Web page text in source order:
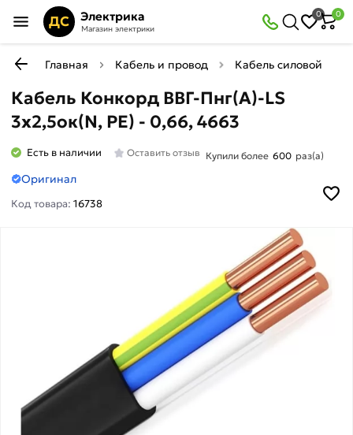
ДС Электрика
Магазин электрики
0 0
Главная Кабель и провод Кабель силовой
Кабель Конкорд ВВГ-Пнг(А)-LS
3x2,5ок(N, PE) - 0,66, 4663
Есть в наличии Оставить отзыв Купили более 600 раз(а)
Оригинал
Код товара:16738